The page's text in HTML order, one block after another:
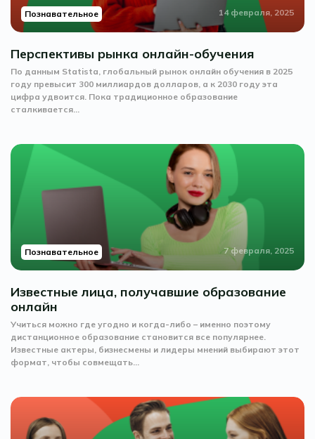
Познавательное 14 февраля, 2025
Перспективы рынка онлайн-обучения
По данным Statista, глобальный рынок онлайн обучения в 2025
году превысит 300 миллиардов долларов, а к 2030 году эта
цифра удвоится. Пока традиционное образование
сталкивается...
Познавательное 7 февраля, 2025
Известные лица, получавшие образование
онлайн
Учиться можно где угодно и когда-либо – именно поэтому
дистанционное образование становится все популярнее.
Известные актеры, бизнесмены и лидеры мнений выбирают этот
формат, чтобы совмещать...